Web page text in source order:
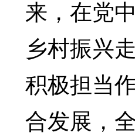
来，在党
乡村振兴
积极担当
合发展，